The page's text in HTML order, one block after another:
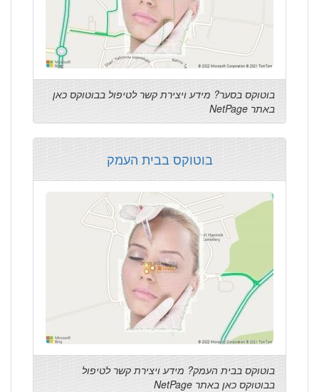
בוטוקס בסער? מידע ויצירת קשר לטיפול בבוטוקס כאן
באתר NetPage
בוטוקס בבית העמק
בוטוקס בבית העמק? מידע ויצירת קשר לטיפול
בבוטוקס כאן באתר NetPage